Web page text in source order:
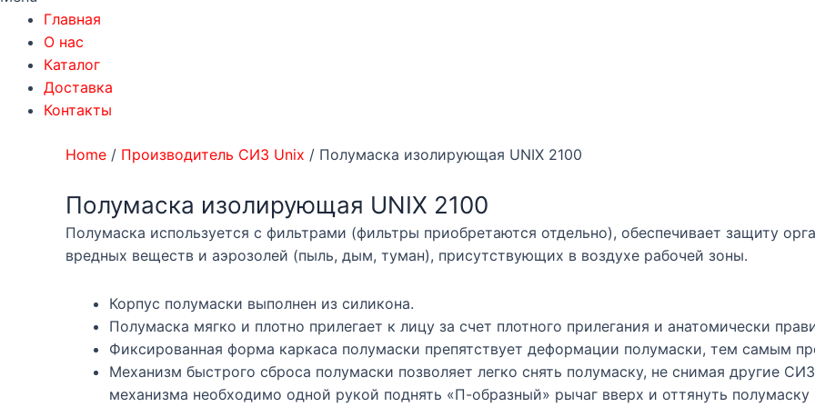
Главная
О нас
Каталог
Доставка
Контакты
Home / Производитель СИЗ Unix / Полумаска изолирующая UNIX 2100
Полумаска изолирующая UNIX 2100
Полумаска используется с фильтрами (фильтры приобретаются отдельно), обеспечивает защиту
вредных веществ и аэрозолей (пыль, дым, туман), присутствующих в воздухе рабочей зоны.
Корпус полумаски выполнен из силикона.
Полумаска мягко и плотно прилегает к лицу за счет плотного прилегания и анатомически
Фиксированная форма каркаса полумаски препятствует деформации полумаски, тем самым
Механизм быстрого сброса полумаски позволяет легко снять полумаску, не снимая другие
механизма необходимо одной рукой поднять «П-образный» рычаг вверх и оттянуть